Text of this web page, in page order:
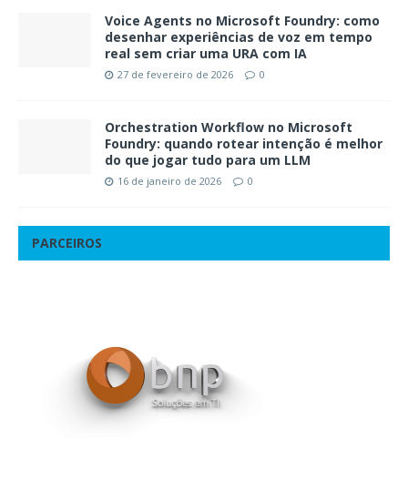
Voice Agents no Microsoft Foundry: como
desenhar experiências de voz em tempo
real sem criar uma URA com IA
27 de fevereiro de 2026 0
Orchestration Workflow no Microsoft
Foundry: quando rotear intenção é melhor
do que jogar tudo para um LLM
16 de janeiro de 2026 0
PARCEIROS